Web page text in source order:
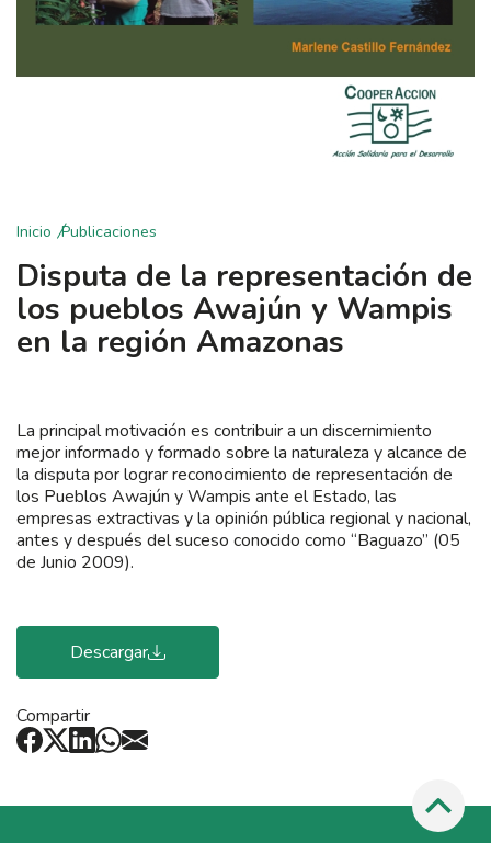
Inicio Publicaciones
Disputa de la representación de
los pueblos Awajún y Wampis
en la región Amazonas
La principal motivación es contribuir a un discernimiento
mejor informado y formado sobre la naturaleza y alcance de
la disputa por lograr reconocimiento de representación de
los Pueblos Awajún y Wampis ante el Estado, las
empresas extractivas y la opinión pública regional y nacional,
antes y después del suceso conocido como “Baguazo” (05
de Junio 2009).
Descargar
Compartir